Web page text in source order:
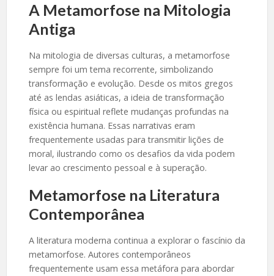
A Metamorfose na Mitologia
Antiga
Na mitologia de diversas culturas, a metamorfose
sempre foi um tema recorrente, simbolizando
transformação e evolução. Desde os mitos gregos
até as lendas asiáticas, a ideia de transformação
física ou espiritual reflete mudanças profundas na
existência humana. Essas narrativas eram
frequentemente usadas para transmitir lições de
moral, ilustrando como os desafios da vida podem
levar ao crescimento pessoal e à superação.
Metamorfose na Literatura
Contemporânea
A literatura moderna continua a explorar o fascínio da
metamorfose. Autores contemporâneos
frequentemente usam essa metáfora para abordar